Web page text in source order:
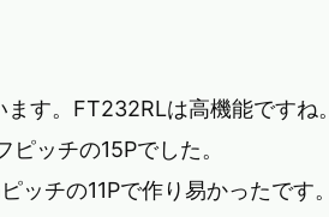
す。FT232RLは高機能ですね。
ッチの15Pでした。
チの11Pで作り易かったです。